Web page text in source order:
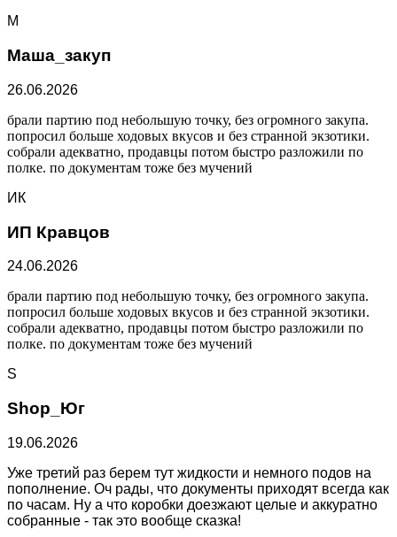
М
Маша_закуп
26.06.2026
брали партию под небольшую точку, без огромного закупа.
попросил больше ходовых вкусов и без странной экзотики.
собрали адекватно, продавцы потом быстро разложили по
полке. по документам тоже без мучений
ИК
ИП Кравцов
24.06.2026
брали партию под небольшую точку, без огромного закупа.
попросил больше ходовых вкусов и без странной экзотики.
собрали адекватно, продавцы потом быстро разложили по
полке. по документам тоже без мучений
S
Shop_Юг
19.06.2026
Уже третий раз берем тут жидкости и немного подов на
пополнение. Оч рады, что документы приходят всегда как
по часам. Ну а что коробки доезжают целые и аккуратно
собранные - так это вообще сказка!